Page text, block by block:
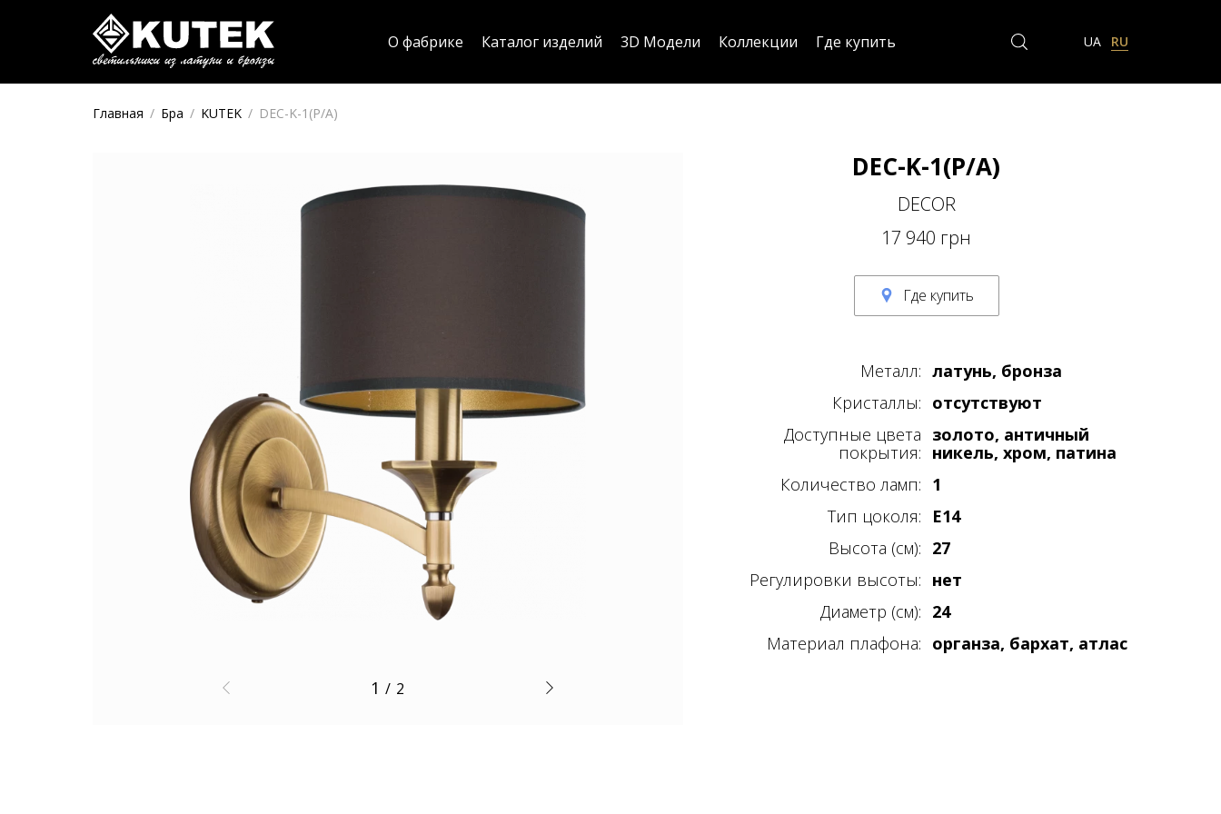
О фабрике Каталог изделий 3D Модели Коллекции Где купить UA RU
Главная / Бра / KUTEK / DEC-K-1(P/A)
1 / 2
DEC-K-1(P/A)
DECOR
17 940 грн
Где купить
Металл: латунь, бронза
Кристаллы: отсутствуют
Доступные цвета
покрытия:
золото, античный
никель, хром, патина
Количество ламп: 1
Тип цоколя:
E14
Высота (см): 27
Регулировки высоты: нет
Диаметр (см): 24
Материал плафона: органза, бархат, атлас